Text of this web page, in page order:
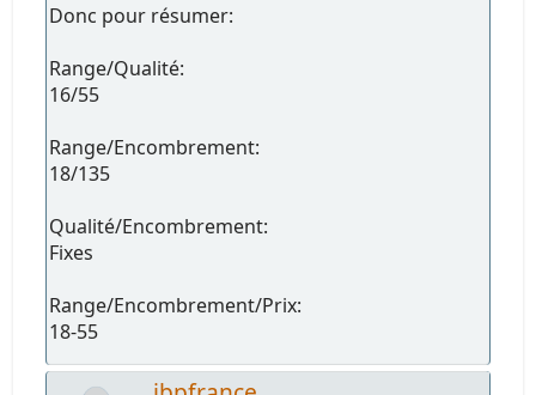
Donc pour résumer:
Range/Qualité:
16/55
Range/Encombrement:
18/135
Qualité/Encombrement:
Fixes
Range/Encombrement/Prix:
18-55